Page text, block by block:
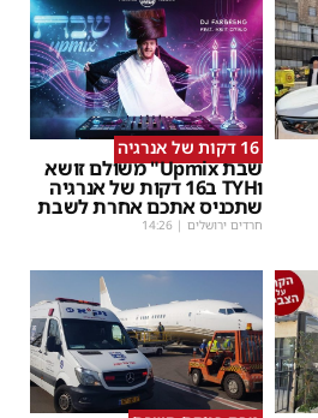
16 דקות של אנרגיה
שבת Upmix" משולם זושא
וTYH ב16 דקות של אנרגיה
שתכניס אתכם אחרת לשבת
חרדים ירושלים |
14:26